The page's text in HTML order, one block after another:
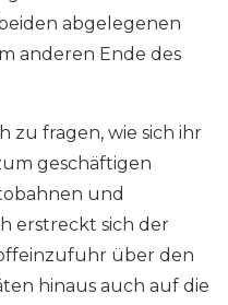
abgelegenen
anderen Ende des
zu fragen, wie sich ihr
geschäftigen
und
erstreckt sich der
über den
hinaus auch auf die